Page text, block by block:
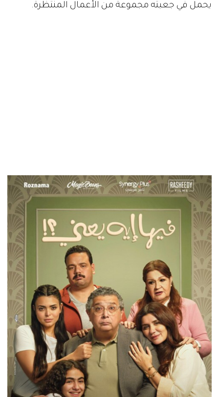
يحمل في جعبته مجموعة من الأعمال المنتظرة.